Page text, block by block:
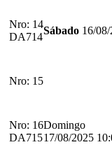
Nro: 14
DA714
Sábado 16/
Nro: 15
Nro: 16
DA715
Domingo
17/08/2025